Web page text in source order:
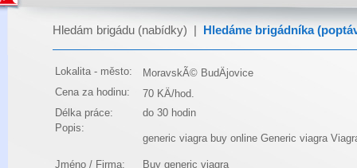
Hledám brigádu (nabídky) Hledáme brigádníka
Lokalita - město:
MoravskÃ© BudÄjovice
Cena za hodinu:
70 KÄ/hod.
Délka práce:
do 30 hodin
Popis:
generic viagra buy online Generic viagra
Jméno / Firma:
Buy generic viagra